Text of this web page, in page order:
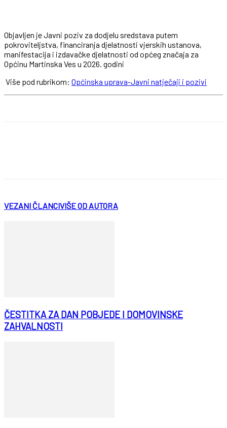
Objavljen je Javni poziv za dodjelu sredstava putem
pokroviteljstva, financiranja djelatnosti vjerskih ustanova,
manifestacija i izdavačke djelatnosti od općeg značaja za
Općinu Martinska Ves u 2026. godini
Više pod rubrikom: Općinska uprava-Javni natječaji i pozivi
VEZANI ČLANCIVIŠE OD AUTORA
ČESTITKA ZA DAN POBJEDE I DOMOVINSKE
ZAHVALNOSTI